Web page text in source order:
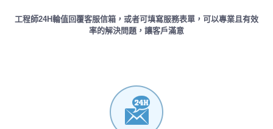
工程師24H輪值回覆客服信箱，或者可填寫服務表單，可以專業且有效
率的解決問題，讓客戶滿意